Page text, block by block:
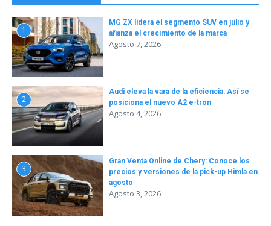
1
MG ZX lidera el segmento SUV en julio y
afianza el crecimiento de la marca
Agosto 7, 2026
2
Audi eleva la vara de la eficiencia: Así se
posiciona el nuevo A2 e-tron
Agosto 4, 2026
3
Gran Venta Online de Chery: Conoce los
precios y versiones de la pick-up Himla en
agosto
Agosto 3, 2026